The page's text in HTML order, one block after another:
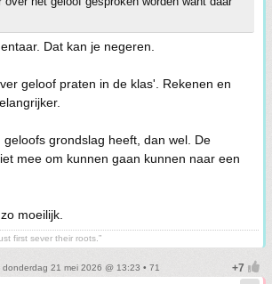
Dat kan je negeren.
geloof praten in de klas'. Rekenen en
geloofs grondslag heeft, dan wel. De
mee om kunnen gaan kunnen naar een
moeilijk.
first sever their roots.”
donderdag 21 mei 2026 @ 13:23 • 71